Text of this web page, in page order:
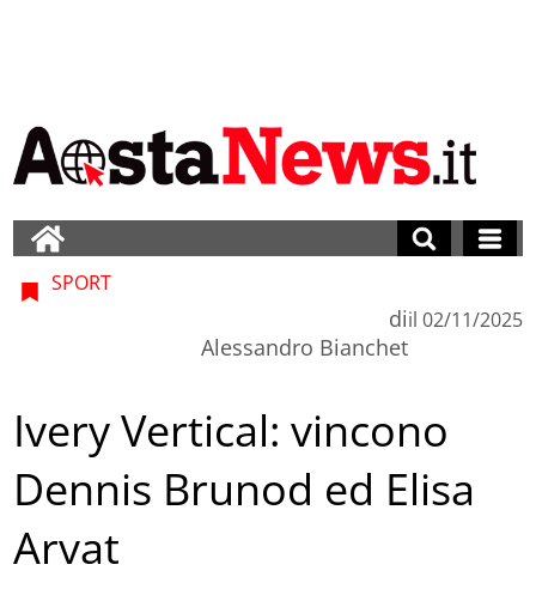
SPORT
di
Alessandro Bianchet
il 02/11/2025
Ivery Vertical: vincono
Dennis Brunod ed Elisa
Arvat